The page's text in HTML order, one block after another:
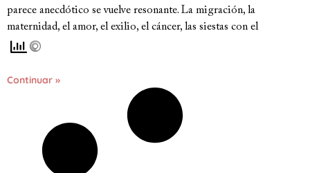
parece anecdótico se vuelve resonante. La migración, la
maternidad, el amor, el exilio, el cáncer, las siestas con el
Continuar »